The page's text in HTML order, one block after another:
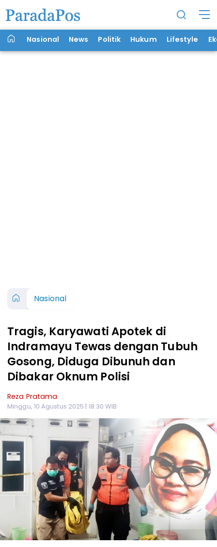
Nasional News Politik Hukum Lifestyle
Nasional
Tragis, Karyawati Apotek di
Indramayu Tewas dengan Tubuh
Gosong, Diduga Dibunuh dan
Dibakar Oknum Polisi
Reza Pratama
Minggu, 10 Agustus 2025 | 18:30 WIB